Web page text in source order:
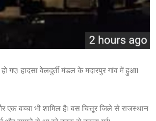
हादसा वेलदुर्ती मंडल के मदारपुर गांव में हुआ।
एक बच्चा भी शामिल है। बस चित्तूर जिले से राजस्थान